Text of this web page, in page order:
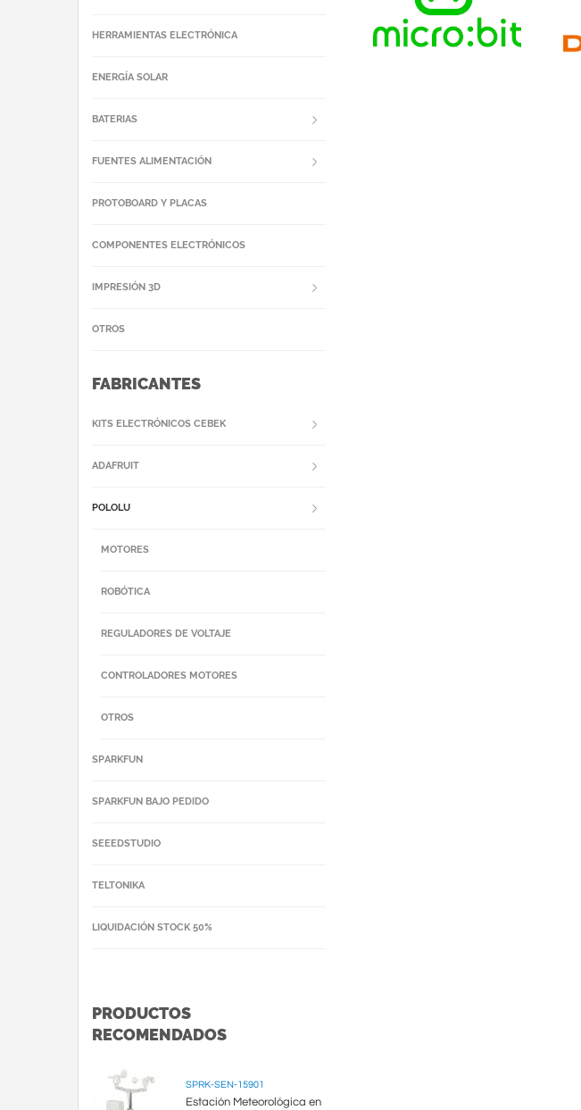
HERRAMIENTAS ELECTRÓNICA
ENERGÍA SOLAR
BATERIAS
FUENTES ALIMENTACIÓN
PROTOBOARD Y PLACAS
COMPONENTES ELECTRÓNICOS
IMPRESIÓN 3D
OTROS
FABRICANTES
KITS ELECTRÓNICOS CEBEK
ADAFRUIT
POLOLU
MOTORES
ROBÓTICA
REGULADORES DE VOLTAJE
CONTROLADORES MOTORES
OTROS
SPARKFUN
SPARKFUN BAJO PEDIDO
SEEEDSTUDIO
TELTONIKA
LIQUIDACIÓN STOCK 50%
PRODUCTOS
RECOMENDADOS
SPRK-SEN-15901
Estación Meteorológica en